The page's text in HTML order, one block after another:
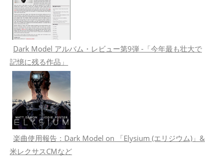
Dark Model アルバム・レビュー第9弾 -「今年最も壮大で
記憶に残る作品」
楽曲使用報告：Dark Model on 「Elysium (エリジウム)」&
米レクサスCMなど